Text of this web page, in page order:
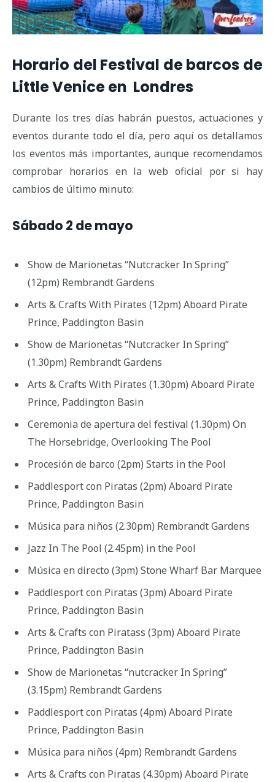
Horario del Festival de barcos de
Little Venice en Londres
Durante los tres días habrán puestos, actuaciones y
eventos durante todo el día, pero aquí os detallamos
los eventos más importantes, aunque recomendamos
comprobar horarios en la web oficial por si hay
cambios de último minuto:
Sábado 2 de mayo
Show de Marionetas “Nutcracker In Spring”
(12pm) Rembrandt Gardens
Arts & Crafts With Pirates (12pm) Aboard Pirate
Prince, Paddington Basin
Show de Marionetas “Nutcracker In Spring”
(1.30pm) Rembrandt Gardens
Arts & Crafts With Pirates (1.30pm) Aboard Pirate
Prince, Paddington Basin
Ceremonia de apertura del festival (1.30pm) On
The Horsebridge, Overlooking The Pool
Procesión de barco (2pm) Starts in the Pool
Paddlesport con Piratas (2pm) Aboard Pirate
Prince, Paddington Basin
Música para niños (2.30pm) Rembrandt Gardens
Jazz In The Pool (2.45pm) in the Pool
Música en directo (3pm) Stone Wharf Bar Marquee
Paddlesport con Piratas (3pm) Aboard Pirate
Prince, Paddington Basin
Arts & Crafts con Piratass (3pm) Aboard Pirate
Prince, Paddington Basin
Show de Marionetas “nutcracker In Spring”
(3.15pm) Rembrandt Gardens
Paddlesport con Piratas (4pm) Aboard Pirate
Prince, Paddington Basin
Música para niños (4pm) Rembrandt Gardens
Arts & Crafts con Piratas (4.30pm) Aboard Pirate